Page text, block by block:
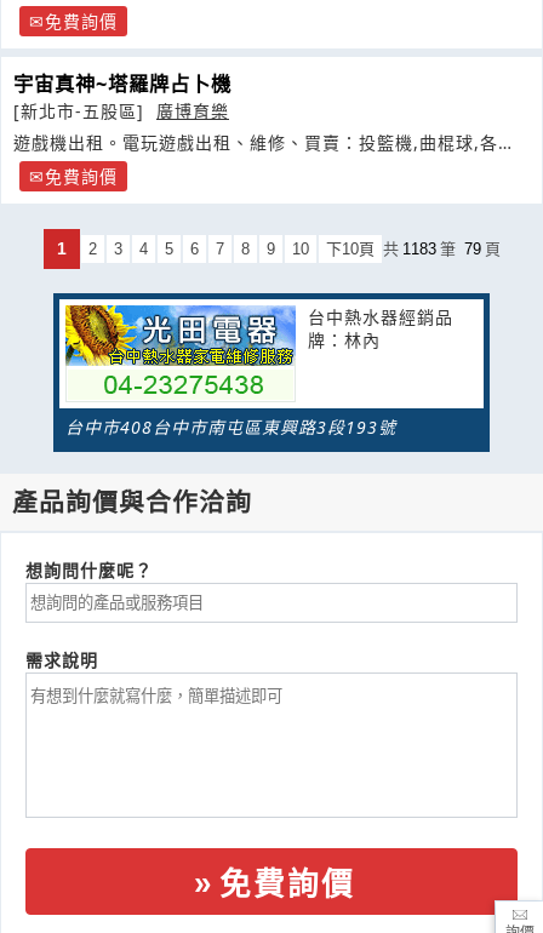
泳用品免費詢價
宇宙真神~塔羅牌占卜機
[新北市-五股區]
廣博育樂
遊戲機出租。電玩遊戲出租、維修、買賣：投籃機,曲棍球,各式
遊戲機出租
免費詢價
1 2 3 4 5 6 7 8 9 10 下10頁 共 1183 筆 79 頁
台中熱水器經銷品
牌：林內
台中市408台中市南屯區東興路3段193號
產品詢價與合作洽詢
想詢問什麼呢？
需求說明
免費詢價